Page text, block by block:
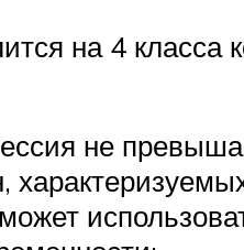
на 4 класса
не